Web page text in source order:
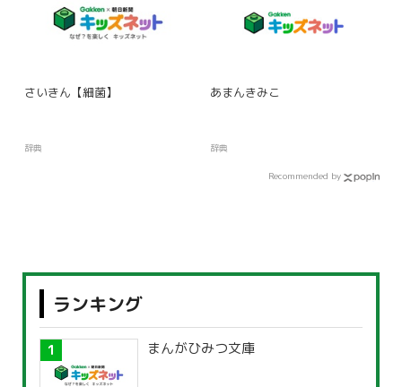
さいきん【細菌】
辞典
あまんきみこ
辞典
Recommended by
ランキング
まんがひみつ文庫